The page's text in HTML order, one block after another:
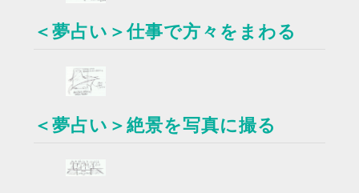
＜夢占い＞仕事で方々をまわる
＜夢占い＞絶景を写真に撮る